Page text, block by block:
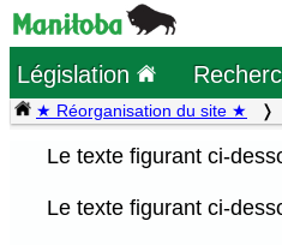
Législation
★ Réorganisation du site ★
Le texte figurant ci-
Le texte figurant ci-